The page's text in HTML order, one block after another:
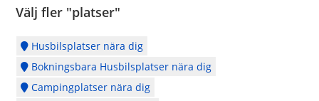
Välj fler "platser"
Husbilsplatser nära dig
Bokningsbara Husbilsplatser nära dig
Campingplatser nära dig